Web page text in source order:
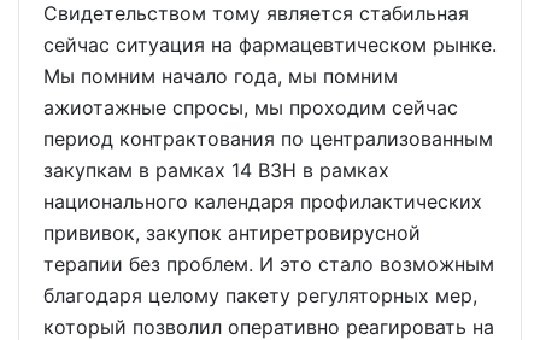
Свидетельством тому является стабильная
сейчас ситуация на фармацевтическом рынке.
Мы помним начало года, мы помним
ажиотажные спросы, мы проходим сейчас
период контрактования по централизованным
закупкам в рамках 14 ВЗН в рамках
национального календаря профилактических
прививок, закупок антиретровирусной
терапии без проблем. И это стало возможным
благодаря целому пакету регуляторных мер,
который позволил оперативно реагировать на